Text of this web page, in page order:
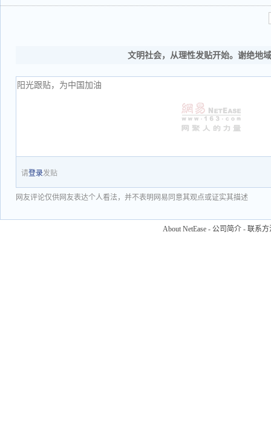
文明社会，从理性发贴开始。谢绝地
请登录发贴
网友评论仅供网友表达个人看法，并不表明网易同意其观点或证实其描述
About NetEase - 公司简介 - 联系方